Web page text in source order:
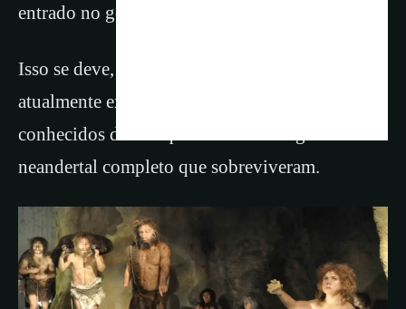
entrado no genoma neandertal.
Isso se deve, em grande parte, ao fato de que
atualmente existem apenas três exemplos
conhecidos de alta qualidade de um genoma
neandertal completo que sobreviveram.